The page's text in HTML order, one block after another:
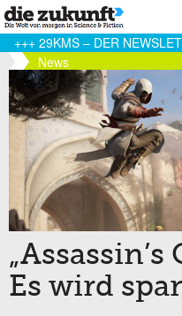
+++ 29KMS – DER
News
Es wird